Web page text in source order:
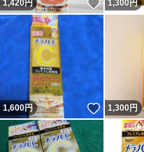
1,420円 いいね
1,300 円
1,600円 いいね
1,300円